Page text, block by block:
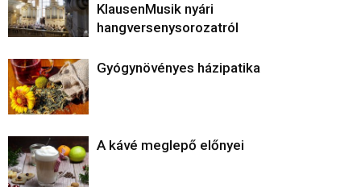
KlausenMusik nyári
hangversenysorozatról
Gyógynövényes házipatika
A kávé meglepő előnyei